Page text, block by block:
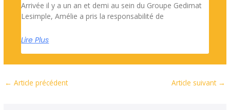
Arrivée il y a un an et demi au sein du Groupe Gedimat
Lesimple, Amélie a pris la responsabilité de
Lire Plus
← Article précédent Article suivant →